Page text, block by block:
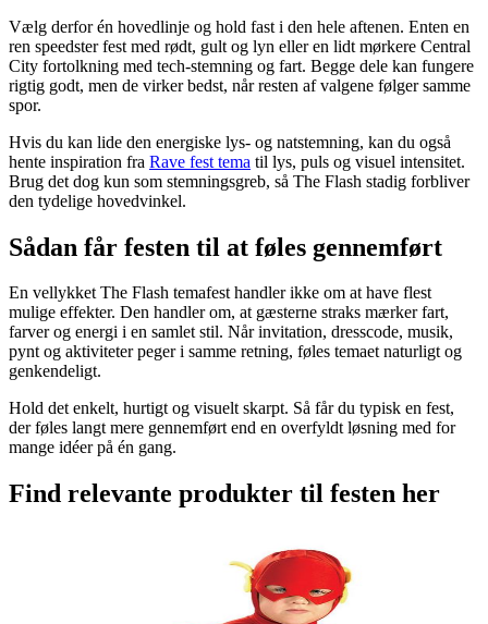
Vælg derfor én hovedlinje og hold fast i den hele aftenen. Enten en
ren speedster fest med rødt, gult og lyn eller en lidt mørkere Central
City fortolkning med tech-stemning og fart. Begge dele kan fungere
rigtig godt, men de virker bedst, når resten af valgene følger samme
spor.
Hvis du kan lide den energiske lys- og natstemning, kan du også
hente inspiration fra Rave fest tema til lys, puls og visuel intensitet.
Brug det dog kun som stemningsgreb, så The Flash stadig forbliver
den tydelige hovedvinkel.
Sådan får festen til at føles gennemført
En vellykket The Flash temafest handler ikke om at have flest
mulige effekter. Den handler om, at gæsterne straks mærker fart,
farver og energi i en samlet stil. Når invitation, dresscode, musik,
pynt og aktiviteter peger i samme retning, føles temaet naturligt og
genkendeligt.
Hold det enkelt, hurtigt og visuelt skarpt. Så får du typisk en fest,
der føles langt mere gennemført end en overfyldt løsning med for
mange idéer på én gang.
Find relevante produkter til festen her